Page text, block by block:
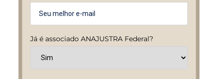
Já é associado ANAJUSTRA Federal?